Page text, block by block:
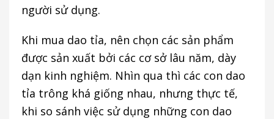
người sử dụng.
Khi mua dao tỉa, nên chọn các sản phẩm
được sản xuất bởi các cơ sở lâu năm, dày
dạn kinh nghiệm. Nhìn qua thì các con dao
tỉa trông khá giống nhau, nhưng thực tế,
khi so sánh việc sử dụng những con dao